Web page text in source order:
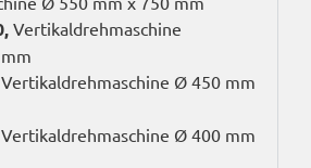
, Vertikaldrehmaschine
Vertikaldrehmaschine Ø 450 mm
Vertikaldrehmaschine Ø 400 mm